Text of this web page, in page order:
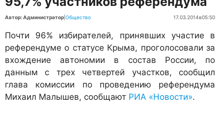
Автор: Администратор Общество 17.03.2014в05:50
Почти 96% избирателей, принявших участие в
референдуме о статусе Крыма, проголосовали за
вхождение автономии в состав России, по
данным с трех четвертей участков, сообщил
глава комиссии по проведению референдума
Михаил Малышев, сообщают РИА «Новости».